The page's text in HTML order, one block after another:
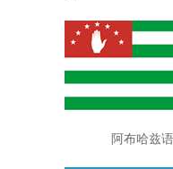
阿布哈兹